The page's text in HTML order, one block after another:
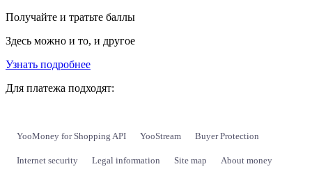
Получайте и тратьте баллы
Здесь можно и то, и другое
Узнать подробнее
Для платежа подходят:
YooMoney for Shopping API YooStream Buyer Protection
Internet security Legal information Site map About money